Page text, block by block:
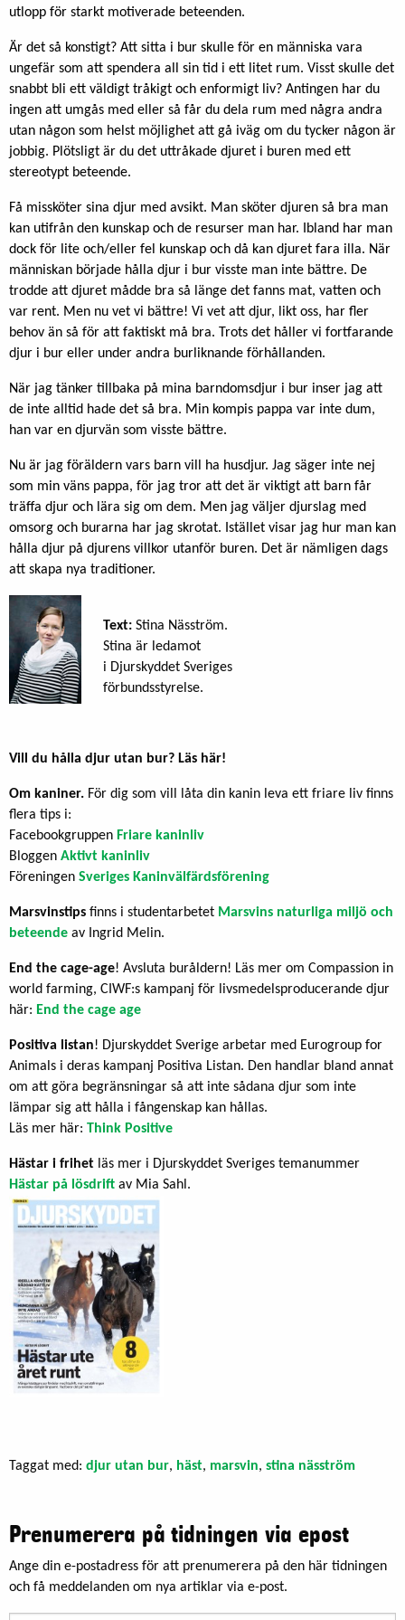
utlopp för starkt motiverade beteenden.
Är det så konstigt? Att sitta i bur skulle för en människa vara
ungefär som att spendera all sin tid i ett litet rum. Visst skulle det
snabbt bli ett väldigt tråkigt och enformigt liv? Antingen har du
ingen att umgås med eller så får du dela rum med några andra
utan någon som helst möjlighet att gå iväg om du tycker någon är
jobbig. Plötsligt är du det uttråkade djuret i buren med ett
stereotypt beteende.
Få missköter sina djur med avsikt. Man sköter djuren så bra man
kan utifrån den kunskap och de resurser man har. Ibland har man
dock för lite och/eller fel kunskap och då kan djuret fara illa. När
människan började hålla djur i bur visste man inte bättre. De
trodde att djuret mådde bra så länge det fanns mat, vatten och
var rent. Men nu vet vi bättre! Vi vet att djur, likt oss, har fler
behov än så för att faktiskt må bra. Trots det håller vi fortfarande
djur i bur eller under andra burliknande förhållanden.
När jag tänker tillbaka på mina barndomsdjur i bur inser jag att
de inte alltid hade det så bra. Min kompis pappa var inte dum,
han var en djurvän som visste bättre.
Nu är jag föräldern vars barn vill ha husdjur. Jag säger inte nej
som min väns pappa, för jag tror att det är viktigt att barn får
träffa djur och lära sig om dem. Men jag väljer djurslag med
omsorg och burarna har jag skrotat. Istället visar jag hur man kan
hålla djur på djurens villkor utanför buren. Det är nämligen dags
att skapa nya traditioner.
Text: Stina Näsström.
Stina är ledamot
i Djurskyddet Sveriges
förbundsstyrelse.
Vill du hålla djur utan bur? Läs här!
Om kaniner. För dig som vill låta din kanin leva ett friare liv finns
flera tips i:
Facebookgruppen Friare kaninliv
Bloggen Aktivt kaninliv
Föreningen Sveriges Kaninvälfärdsförening
Marsvinstips finns i studentarbetet Marsvins naturliga miljö och
beteende av Ingrid Melin.
End the cage-age! Avsluta buråldern! Läs mer om Compassion in
world farming, CIWF:s kampanj för livsmedelsproducerande djur
här: End the cage age
Positiva listan! Djurskyddet Sverige arbetar med Eurogroup for
Animals i deras kampanj Positiva Listan. Den handlar bland annat
om att göra begränsningar så att inte sådana djur som inte
lämpar sig att hålla i fångenskap kan hållas.
Läs mer här: Think Positive
Hästar i frihet läs mer i Djurskyddet Sveriges temanummer
Hästar på lösdrift av Mia Sahl.
Taggat med: djur utan bur, häst, marsvin, stina näsström
Prenumerera på tidningen via epost
Ange din e-postadress för att prenumerera på den här tidningen
och få meddelanden om nya artiklar via e-post.